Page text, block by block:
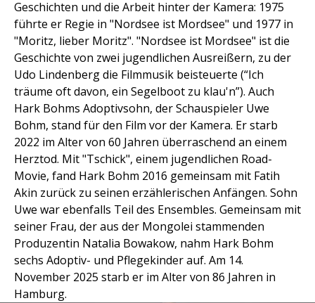
Geschichten und die Arbeit hinter der Kamera: 1975
führte er Regie in "Nordsee ist Mordsee" und 1977 in
"Moritz, lieber Moritz". "Nordsee ist Mordsee" ist die
Geschichte von zwei jugendlichen Ausreißern, zu der
Udo Lindenberg die Filmmusik beisteuerte (“Ich
träume oft davon, ein Segelboot zu klau'n”). Auch
Hark Bohms Adoptivsohn, der Schauspieler Uwe
Bohm, stand für den Film vor der Kamera. Er starb
2022 im Alter von 60 Jahren überraschend an einem
Herztod. Mit "Tschick", einem jugendlichen Road-
Movie, fand Hark Bohm 2016 gemeinsam mit Fatih
Akin zurück zu seinen erzählerischen Anfängen. Sohn
Uwe war ebenfalls Teil des Ensembles. Gemeinsam mit
seiner Frau, der aus der Mongolei stammenden
Produzentin Natalia Bowakow, nahm Hark Bohm
sechs Adoptiv- und Pflegekinder auf. Am 14.
November 2025 starb er im Alter von 86 Jahren in
Hamburg.